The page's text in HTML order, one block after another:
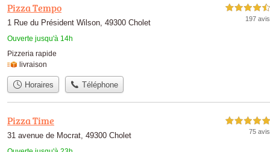
Pizza Tempo
1 Rue du Président Wilson, 49300 Cholet
Ouverte jusqu'à 14h
4,5 étoiles sur 5
197 avis
Pizzeria rapide
livraison
Horaires Téléphone
Pizza Time
31 avenue de Mocrat, 49300 Cholet
5,0 étoiles sur 5
75 avis